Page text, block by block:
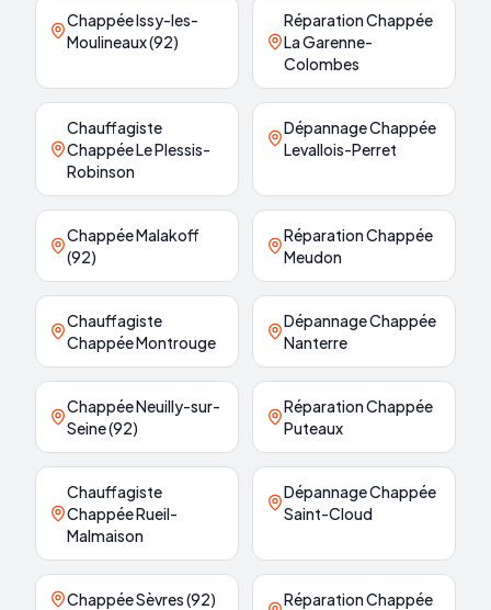
Chappée Issy-les-
Moulineaux (92)
Réparation Chappée
La Garenne-
Colombes
Chauffagiste
Chappée Le Plessis-
Robinson
Dépannage Chappée
Levallois-Perret
Chappée Malakoff
(92)
Réparation Chappée
Meudon
Chauffagiste
Chappée Montrouge
Dépannage Chappée
Nanterre
Chappée Neuilly-sur-
Seine (92)
Réparation Chappée
Puteaux
Chauffagiste
Chappée Rueil-
Malmaison
Dépannage Chappée
Saint-Cloud
Chappée Sèvres (92)
Réparation Chappée